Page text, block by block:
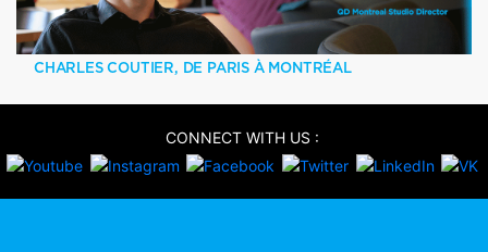
CHARLES COUTIER, DE PARIS À MONTRÉAL
CONNECT WITH US :